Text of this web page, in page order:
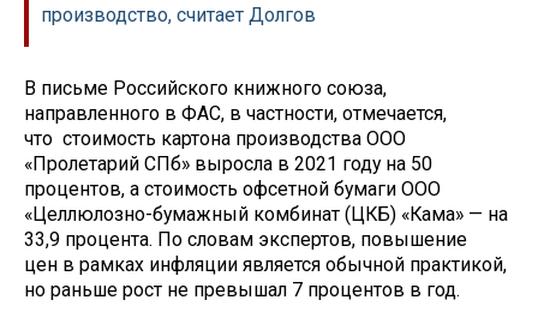
производство, считает Долгов
В письме Российского книжного союза,
направленного в ФАС, в частности, отмечается,
что стоимость картона производства ООО
«Пролетарий СПб» выросла в 2021 году на 50
процентов, а стоимость офсетной бумаги ООО
«Целлюлозно-бумажный комбинат (ЦКБ) «Кама» — на
33,9 процента. По словам экспертов, повышение
цен в рамках инфляции является обычной практикой,
но раньше рост не превышал 7 процентов в год.